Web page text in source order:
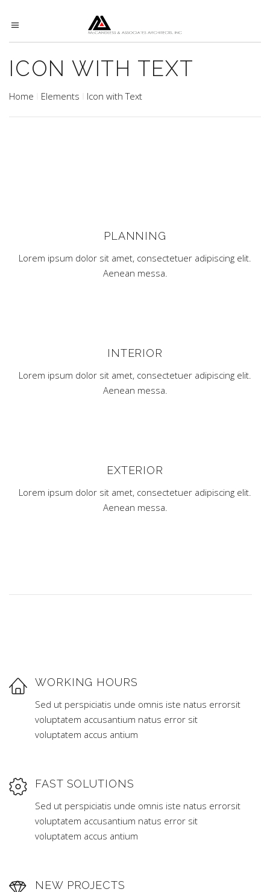
ICON WITH TEXT
Home Elements Icon with Text
PLANNING
Lorem ipsum dolor sit amet, consectetuer adipiscing elit.
Aenean messa.
INTERIOR
Lorem ipsum dolor sit amet, consectetuer adipiscing elit.
Aenean messa.
EXTERIOR
Lorem ipsum dolor sit amet, consectetuer adipiscing elit.
Aenean messa.
WORKING HOURS
Sed ut perspiciatis unde omnis iste natus errorsit
voluptatem accusantium natus error sit
voluptatem accus antium
FAST SOLUTIONS
Sed ut perspiciatis unde omnis iste natus errorsit
voluptatem accusantium natus error sit
voluptatem accus antium
NEW PROJECTS